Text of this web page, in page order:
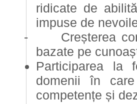
ridicate de
impuse de
-
Creșterea
bazate pe
Participarea la
domenii în
competențe și